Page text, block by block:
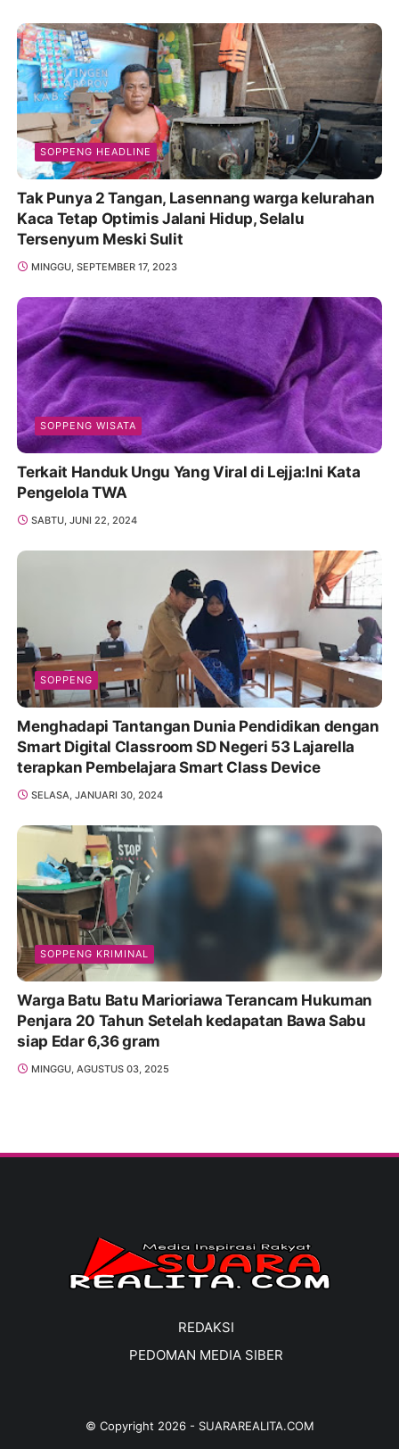
SOPPENG HEADLINE
Tak Punya 2 Tangan, Lasennang warga kelurahan
Kaca Tetap Optimis Jalani Hidup, Selalu
Tersenyum Meski Sulit
MINGGU, SEPTEMBER 17, 2023
SOPPENG WISATA
Terkait Handuk Ungu Yang Viral di Lejja:Ini Kata
Pengelola TWA
SABTU, JUNI 22, 2024
SOPPENG
Menghadapi Tantangan Dunia Pendidikan dengan
Smart Digital Classroom SD Negeri 53 Lajarella
terapkan Pembelajara Smart Class Device
SELASA, JANUARI 30, 2024
SOPPENG KRIMINAL
Warga Batu Batu Marioriawa Terancam Hukuman
Penjara 20 Tahun Setelah kedapatan Bawa Sabu
siap Edar 6,36 gram
MINGGU, AGUSTUS 03, 2025
REDAKSI
PEDOMAN MEDIA SIBER
© Copyright 2026- SUARAREALITA.COM